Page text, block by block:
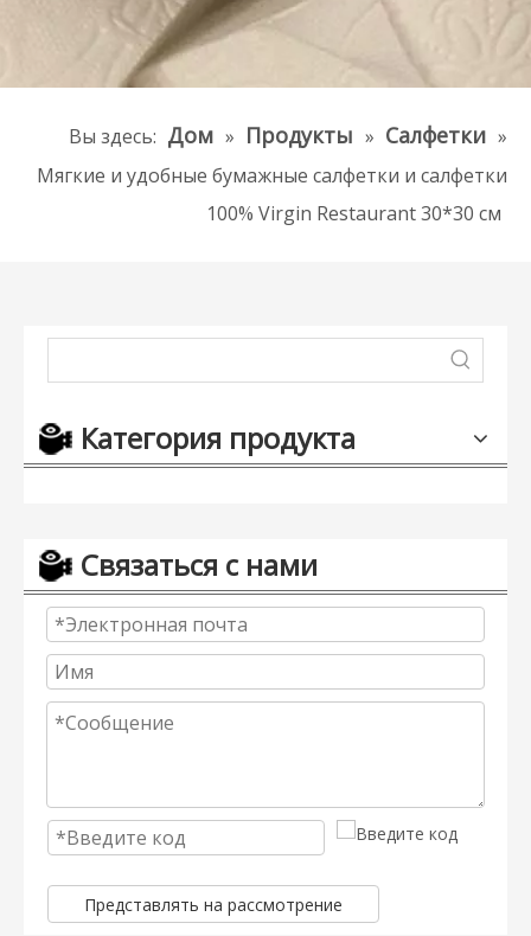
Вы здесь: Дом » Продукты » Салфетки »
Мягкие и удобные бумажные салфетки и салфетки
100% Virgin Restaurant 30*30 см
Категория продукта
Связаться с нами
Представлять на рассмотрение